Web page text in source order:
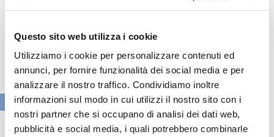
Questo sito web utilizza i cookie
Utilizziamo i cookie per personalizzare contenuti ed
annunci, per fornire funzionalità dei social media e per
analizzare il nostro traffico. Condividiamo inoltre
informazioni sul modo in cui utilizzi il nostro sito con i
nostri partner che si occupano di analisi dei dati web,
pubblicità e social media, i quali potrebbero combinarle
VAI ALLA SEZIONE BANCHE NEWS